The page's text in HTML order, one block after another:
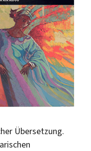
Übersetzung.